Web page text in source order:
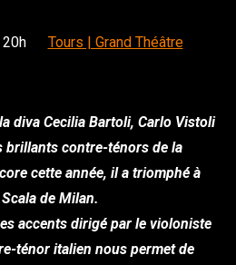
Tours | Grand Théâtre
diva Cecilia Bartoli, Carlo Vistoli
brillants contre-ténors de la
cette année, il a triomphé à
Scala de Milan.
accents dirigé par le violoniste
ténor italien nous permet de